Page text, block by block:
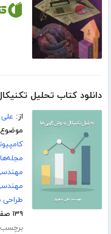
دانلود کتاب تحلیل
از:
۱۳۹ صفحه